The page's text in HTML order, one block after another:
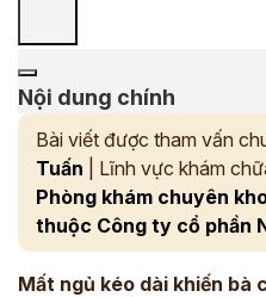
Nội dung chính
Bài viết được tham vấn
Tuấn | Lĩnh vực khám
Phòng khám chuyên
thuộc Công ty cổ phần
Mất ngủ kéo dài khiến bà